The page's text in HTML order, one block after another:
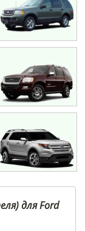
для Ford